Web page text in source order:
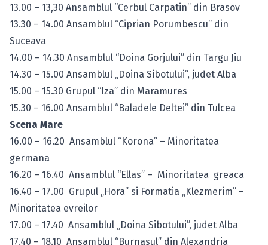
13.00 – 13,30 Ansamblul “Cerbul Carpatin” din Brasov
13.30 – 14.00 Ansamblul “Ciprian Porumbescu” din
Suceava
14.00 – 14.30 Ansamblul “Doina Gorjului” din Targu Jiu
14.30 – 15.00 Ansamblul „Doina Sibotului”, judet Alba
15.00 – 15.30 Grupul “Iza” din Maramures
15.30 – 16.00 Ansamblul “Baladele Deltei” din Tulcea
Scena Mare
16.00 – 16.20 Ansamblul “Korona” – Minoritatea
germana
16.20 – 16.40 Ansamblul “Ellas” – Minoritatea greaca
16.40 – 17.00 Grupul „Hora” si Formatia „Klezmerim” –
Minoritatea evreilor
17.00 – 17.40 Ansamblul „Doina Sibotului”, judet Alba
17.40 – 18.10 Ansamblul “Burnasul” din Alexandria